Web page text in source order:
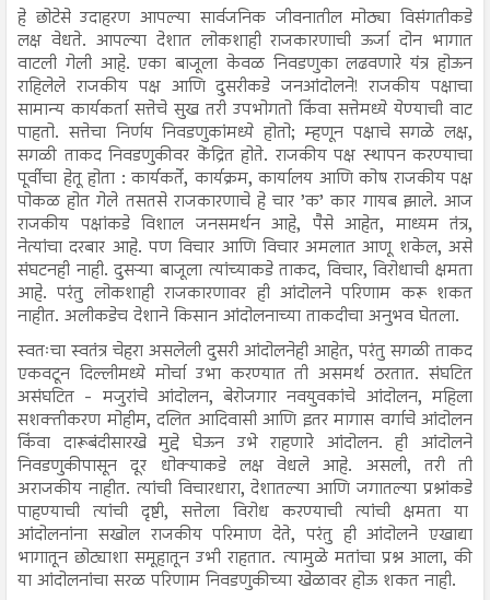
हे छोटेसे उदाहरण आपल्या सार्वजनिक जीवनातील मोठ्या विसंगतीकडे
लक्ष वेधते. आपल्या देशात लोकशाही राजकारणाची ऊर्जा दोन भागात
वाटली गेली आहे. एका बाजूला केवळ निवडणुका लढवणारे यंत्र होऊन
राहिलेले राजकीय पक्ष आणि दुसरीकडे जनआंदोलने! राजकीय पक्षाचा
सामान्य कार्यकर्ता सत्तेचे सुख तरी उपभोगतो किंवा सत्तेमध्ये येण्याची वाट
पाहतो. सत्तेचा निर्णय निवडणुकांमध्ये होतो; म्हणून पक्षाचे सगळे लक्ष,
सगळी ताकद निवडणुकीवर केंद्रित होते. राजकीय पक्ष स्थापन करण्याचा
पूर्वीचा हेतू होता : कार्यकर्ते, कार्यक्रम, कार्यालय आणि कोष राजकीय पक्ष
पोकळ होत गेले तसतसे राजकारणाचे हे चार ’क’ कार गायब झाले. आज
राजकीय पक्षांकडे विशाल जनसमर्थन आहे, पैसे आहेत, माध्यम तंत्र,
नेत्यांचा दरबार आहे. पण विचार आणि विचार अमलात आणू शकेल, असे
संघटनही नाही. दुसऱ्या बाजूला त्यांच्याकडे ताकद, विचार, विरोधाची क्षमता
आहे. परंतु लोकशाही राजकारणावर ही आंदोलने परिणाम करू शकत
नाहीत. अलीकडेच देशाने किसान आंदोलनाच्या ताकदीचा अनुभव घेतला.
स्वतःचा स्वतंत्र चेहरा असलेली दुसरी आंदोलनेही आहेत, परंतु सगळी ताकद
एकवटून दिल्लीमध्ये मोर्चा उभा करण्यात ती असमर्थ ठरतात. संघटित
असंघटित - मजुरांचे आंदोलन, बेरोजगार नवयुवकांचे आंदोलन, महिला
सशक्तीकरण मोहीम, दलित आदिवासी आणि इतर मागास वर्गाचे आंदोलन
किंवा दारूबंदीसारखे मुद्दे घेऊन उभे राहणारे आंदोलन. ही आंदोलने
निवडणुकीपासून दूर धोक्याकडे लक्ष वेधले आहे. असली, तरी ती
अराजकीय नाहीत. त्यांची विचारधारा, देशातल्या आणि जगातल्या प्रश्नांकडे
पाहण्याची त्यांची दृष्टी, सत्तेला विरोध करण्याची त्यांची क्षमता या
आंदोलनांना सखोल राजकीय परिमाण देते, परंतु ही आंदोलने एखाद्या
भागातून छोट्याशा समूहातून उभी राहतात. त्यामुळे मतांचा प्रश्न आला, की
या आंदोलनांचा सरळ परिणाम निवडणुकीच्या खेळावर होऊ शकत नाही.